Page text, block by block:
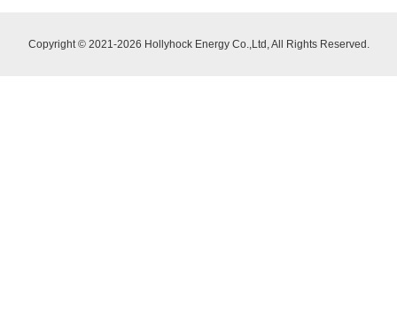
Copyright © 2021-2026 Hollyhock Energy Co.,Ltd, All Rights Reserved.